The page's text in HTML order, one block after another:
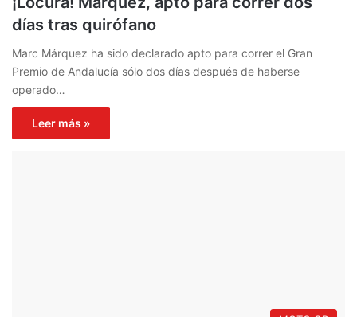
días tras quirófano
Marc Márquez ha sido declarado apto para correr el Gran
Premio de Andalucía sólo dos días después de haberse
operado…
Leer más »